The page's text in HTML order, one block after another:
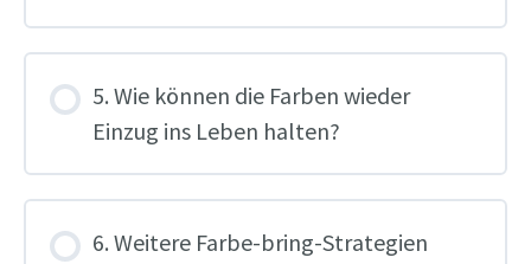
5. Wie können die Farben wieder
Einzug ins Leben halten?
6. Weitere Farbe-bring-Strategien